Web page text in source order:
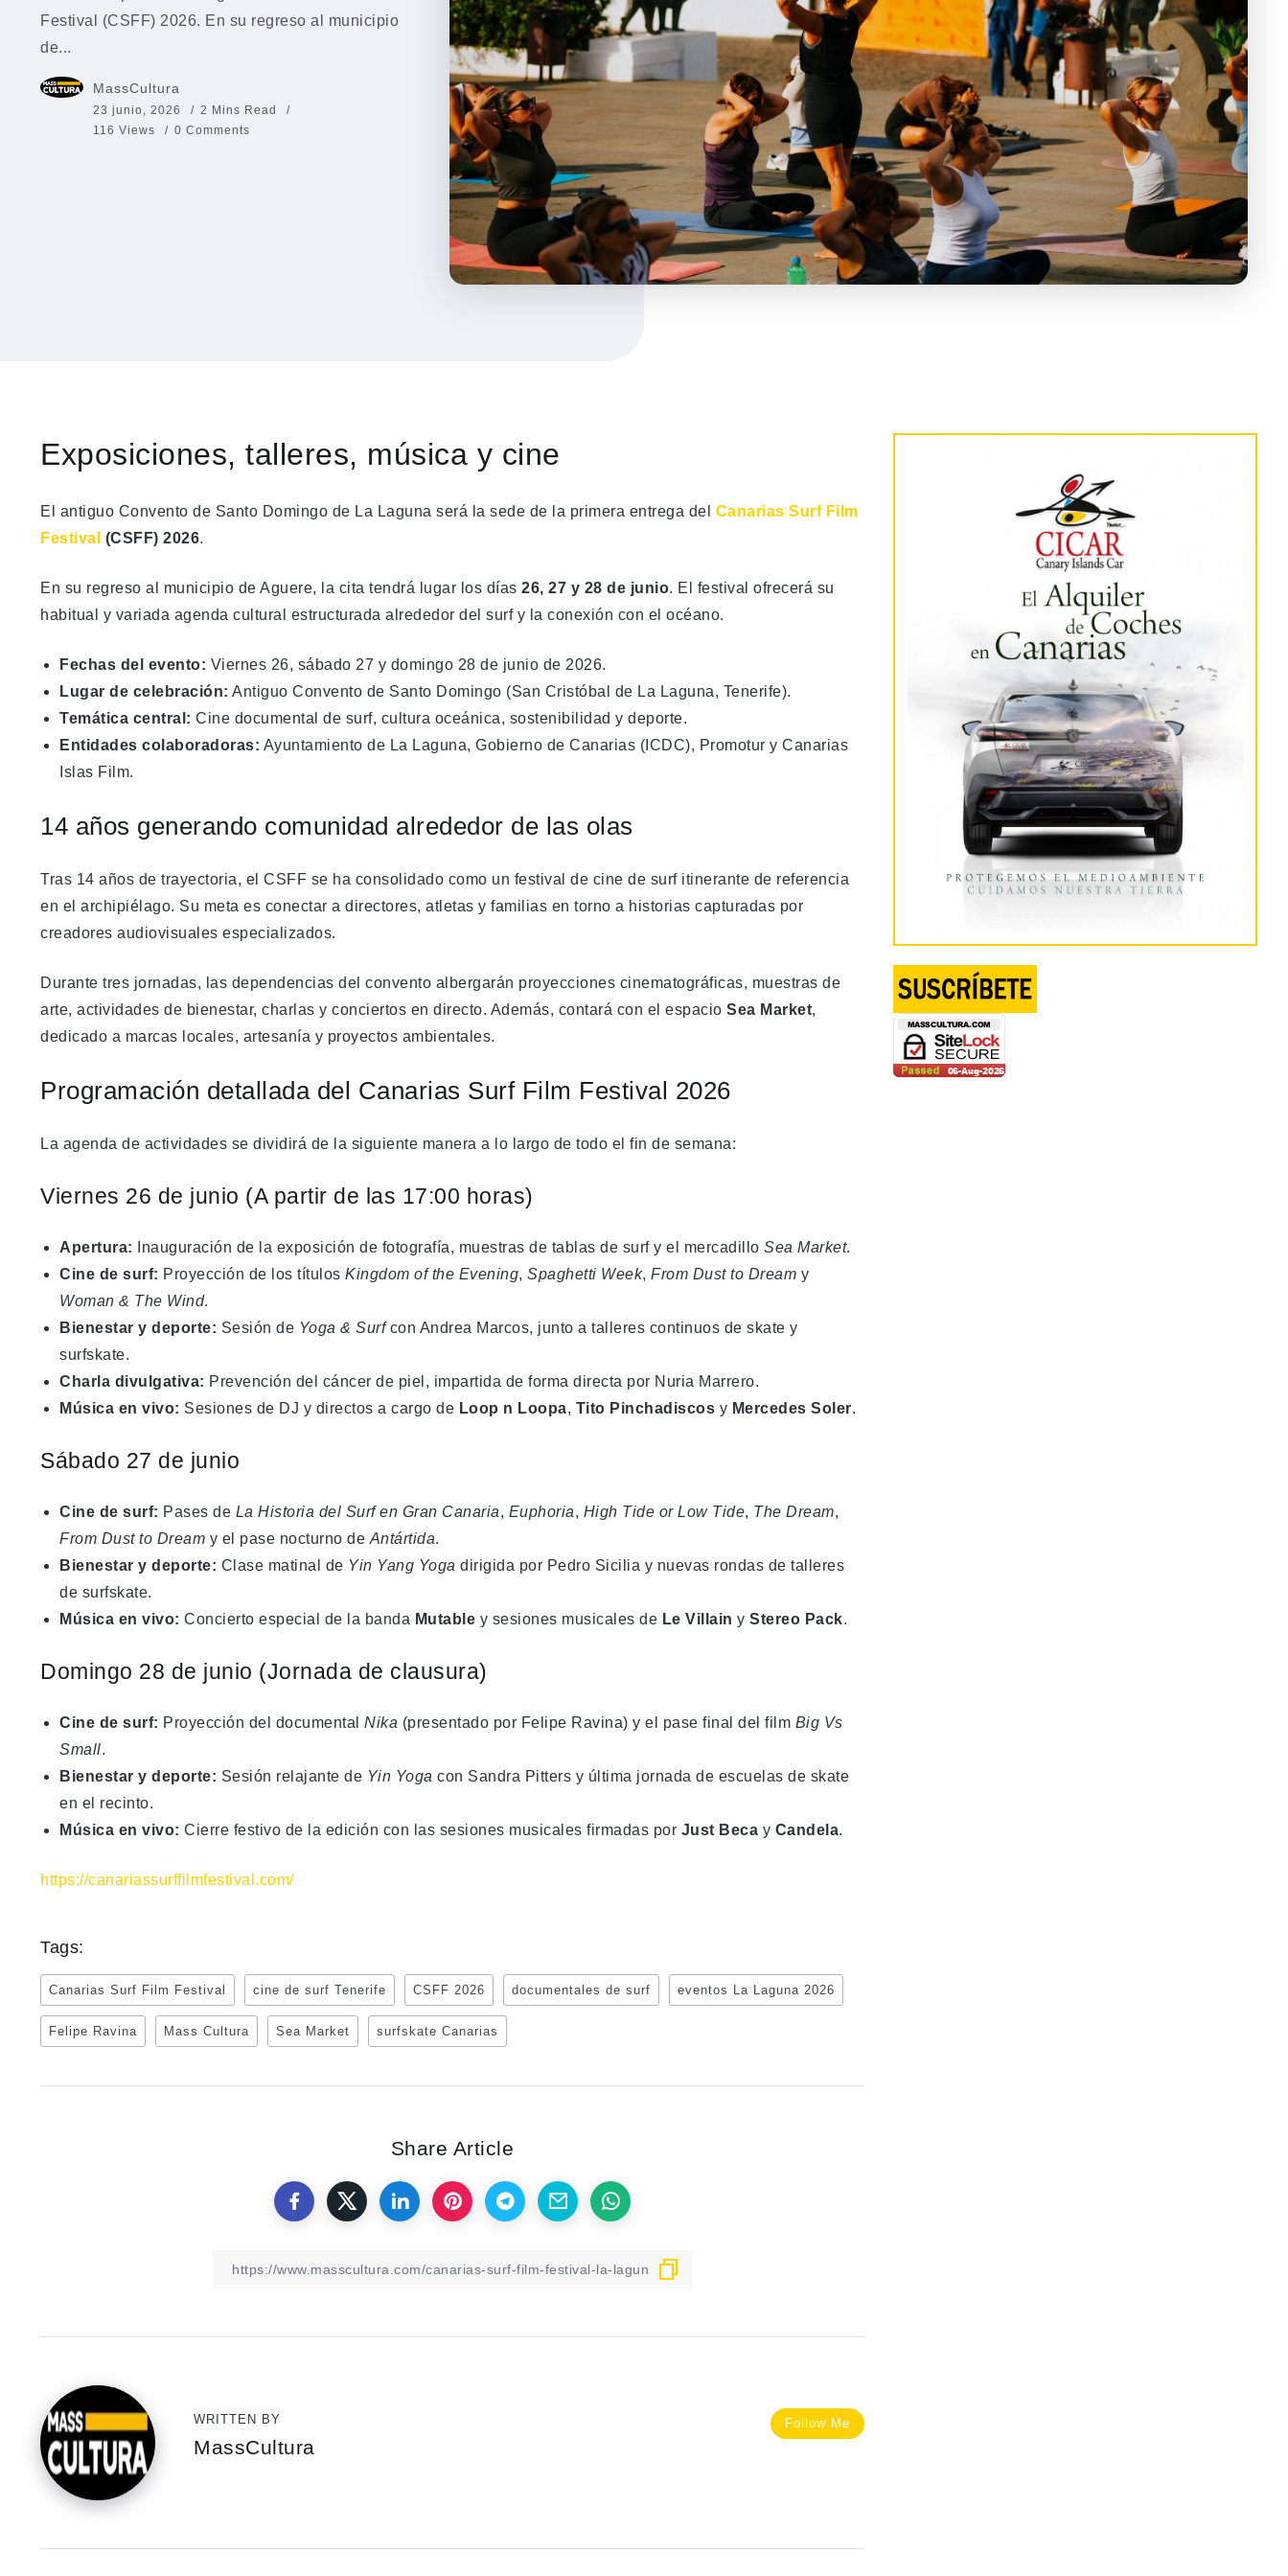
Festival (CSFF) 2026. En su regreso al municipio
de...
MassCultura
23 junio, 2026
2 Mins Read
116 Views
0 Comments
Exposiciones, talleres, música y cine
El antiguo Convento de Santo Domingo de La Laguna será la sede de la primera entrega del Canarias Surf Film
Festival (CSFF) 2026.
En su regreso al municipio de Aguere, la cita tendrá lugar los días 26, 27 y 28 de junio. El festival ofrecerá su
habitual y variada agenda cultural estructurada alrededor del surf y la conexión con el océano.
Fechas del evento: Viernes 26, sábado 27 y domingo 28 de junio de 2026.
Lugar de celebración: Antiguo Convento de Santo Domingo (San Cristóbal de La Laguna, Tenerife).
Temática central: Cine documental de surf, cultura oceánica, sostenibilidad y deporte.
Entidades colaboradoras: Ayuntamiento de La Laguna, Gobierno de Canarias (ICDC), Promotur y Canarias
Islas Film.
14 años generando comunidad alrededor de las olas
Tras 14 años de trayectoria, el CSFF se ha consolidado como un festival de cine de surf itinerante de referencia
en el archipiélago. Su meta es conectar a directores, atletas y familias en torno a historias capturadas por
creadores audiovisuales especializados.
Durante tres jornadas, las dependencias del convento albergarán proyecciones cinematográficas, muestras de
arte, actividades de bienestar, charlas y conciertos en directo. Además, contará con el espacio Sea Market,
dedicado a marcas locales, artesanía y proyectos ambientales.
Programación detallada del Canarias Surf Film Festival 2026
La agenda de actividades se dividirá de la siguiente manera a lo largo de todo el fin de semana:
Viernes 26 de junio (A partir de las 17:00 horas)
Apertura: Inauguración de la exposición de fotografía, muestras de tablas de surf y el mercadillo Sea Market.
Cine de surf: Proyección de los títulos Kingdom of the Evening, Spaghetti Week, From Dust to Dream y
Woman & The Wind.
Bienestar y deporte: Sesión de Yoga & Surfcon Andrea Marcos, junto a talleres continuos de skate y
surfskate.
Charla divulgativa: Prevención del cáncer de piel, impartida de forma directa por Nuria Marrero.
Música en vivo: Sesiones de DJ y directos a cargo de Loop n Loopa, Tito Pinchadiscos y Mercedes Soler.
Sábado 27 de junio
Cine de surf: Pases de La Historia del Surf en Gran Canaria, Euphoria, High Tide or Low Tide, The Dream,
From Dust to Dream y el pase nocturno de Antártida.
Bienestar y deporte: Clase matinal de Yin Yang Yoga dirigida por Pedro Sicilia y nuevas rondas de talleres
de surfskate.
Música en vivo: Concierto especial de la banda Mutable y sesiones musicales de Le Villain y Stereo Pack.
Domingo 28 de junio (Jornada de clausura)
Cine de surf: Proyección del documental Nika (presentado por Felipe Ravina) y el pase final del film Big Vs
Small.
Bienestar y deporte: Sesión relajante de Yin Yoga con Sandra Pitters y última jornada de escuelas de skate
en el recinto.
Música en vivo: Cierre festivo de la edición con las sesiones musicales firmadas por Just Beca y Candela.
https://canariassurffilmfestival.com/
Tags:
Canarias Surf Film Festival cine de surf Tenerife CSFF 2026 documentales de surf eventos La Laguna 2026
Felipe Ravina Mass Cultura Sea Market surfskate Canarias
Share Article
Follow Me
WRITTEN BY
MassCultura